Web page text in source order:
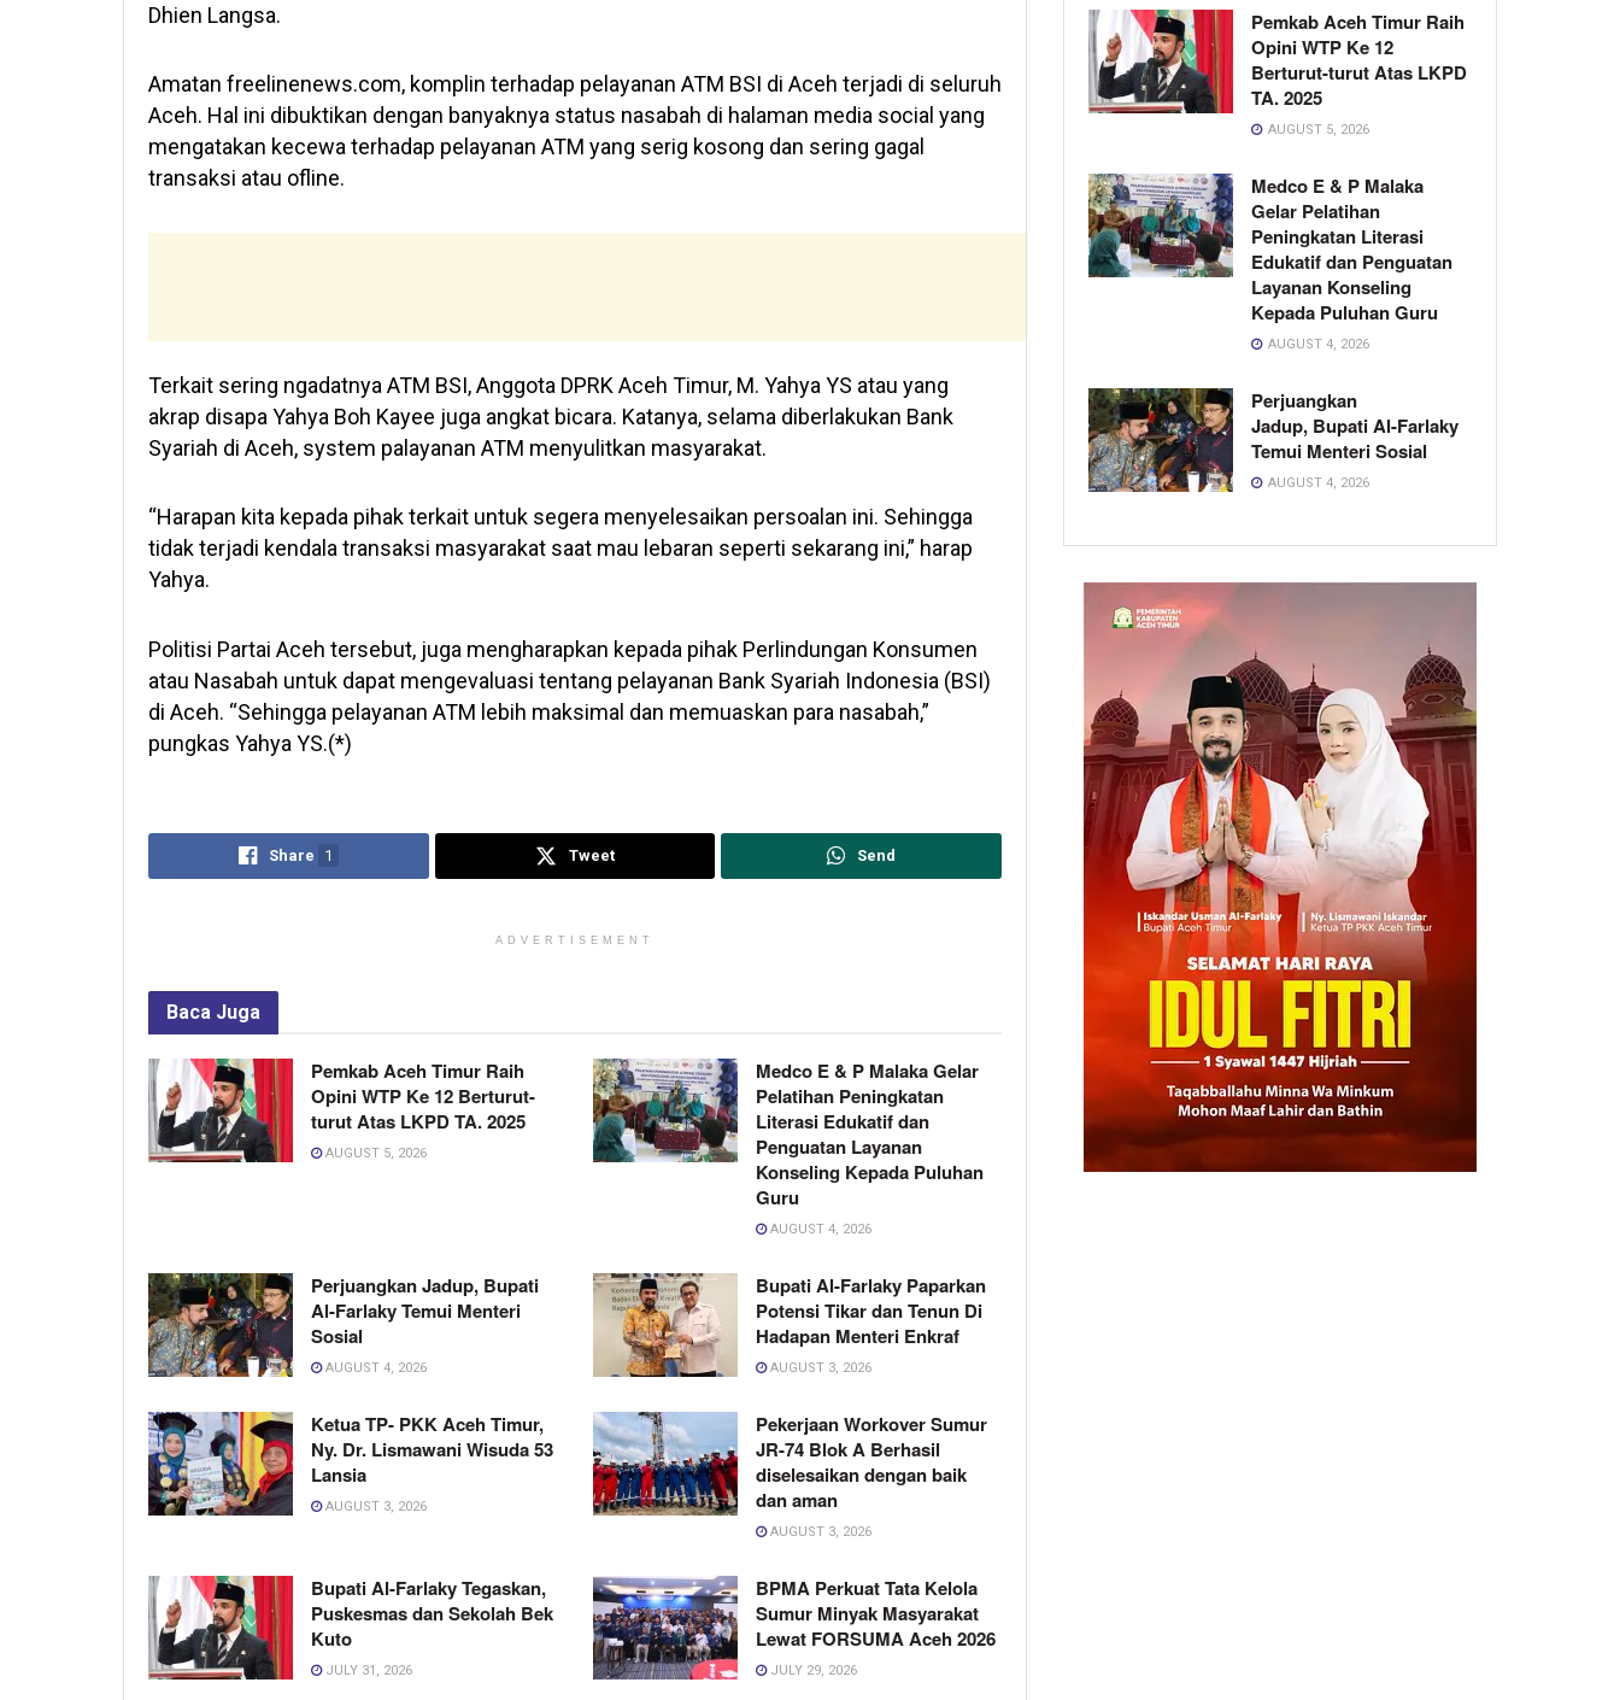
Dhien Langsa.
Amatan freelinenews.com, komplin terhadap pelayanan ATM BSI di Aceh terjadi di seluruh
Aceh. Hal ini dibuktikan dengan banyaknya status nasabah di halaman media social yang
mengatakan kecewa terhadap pelayanan ATM yang serig kosong dan sering gagal
transaksi atau ofline.
Terkait sering ngadatnya ATM BSI, Anggota DPRK Aceh Timur, M. Yahya YS atau yang
akrap disapa Yahya Boh Kayee juga angkat bicara. Katanya, selama diberlakukan Bank
Syariah di Aceh, system palayanan ATM menyulitkan masyarakat.
“Harapan kita kepada pihak terkait untuk segera menyelesaikan persoalan ini. Sehingga
tidak terjadi kendala transaksi masyarakat saat mau lebaran seperti sekarang ini,” harap
Yahya.
Politisi Partai Aceh tersebut, juga mengharapkan kepada pihak Perlindungan Konsumen
atau Nasabah untuk dapat mengevaluasi tentang pelayanan Bank Syariah Indonesia (BSI)
di Aceh. “Sehingga pelayanan ATM lebih maksimal dan memuaskan para nasabah,”
pungkas Yahya YS.(*)
Share 1 Tweet Send
ADVERTISEMENT
Baca Juga
Pemkab Aceh Timur Raih
Opini WTP Ke 12 Berturut-
turut Atas LKPD TA. 2025
AUGUST 5, 2026
Medco E & P Malaka Gelar
Pelatihan Peningkatan
Literasi Edukatif dan
Penguatan Layanan
Konseling Kepada Puluhan
Guru
AUGUST 4, 2026
Perjuangkan Jadup, Bupati
Al-Farlaky Temui Menteri
Sosial
AUGUST 4, 2026
Bupati Al-Farlaky Paparkan
Potensi Tikar dan Tenun Di
Hadapan Menteri Enkraf
AUGUST 3, 2026
Ketua TP- PKK Aceh Timur,
Ny. Dr. Lismawani Wisuda 53
Lansia
AUGUST 3, 2026
Pekerjaan Workover Sumur
JR-74 Blok A Berhasil
diselesaikan dengan baik
dan aman
AUGUST 3, 2026
Bupati Al-Farlaky Tegaskan,
Puskesmas dan Sekolah Bek
Kuto
JULY 31, 2026
BPMA Perkuat Tata Kelola
Sumur Minyak Masyarakat
Lewat FORSUMA Aceh 2026
JULY 29, 2026
Pemkab Aceh Timur Raih
Opini WTP Ke 12
Berturut-turut Atas LKPD
TA. 2025
AUGUST 5, 2026
Medco E & P Malaka
Gelar Pelatihan
Peningkatan Literasi
Edukatif dan Penguatan
Layanan Konseling
Kepada Puluhan Guru
AUGUST 4, 2026
Perjuangkan
Jadup, Bupati Al-Farlaky
Temui Menteri Sosial
AUGUST 4, 2026